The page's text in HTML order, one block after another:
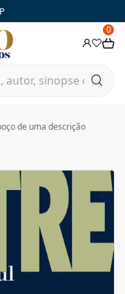
0
de uma descrição